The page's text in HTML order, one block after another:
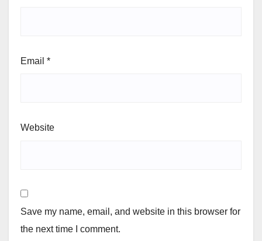
Email *
Website
Save my name, email, and website in this browser for
the next time I comment.